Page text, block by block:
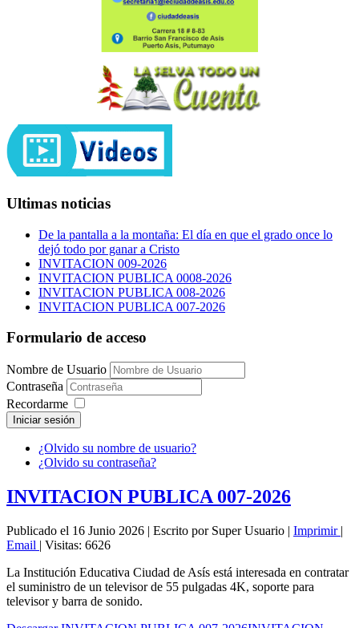
Ultimas noticias
De la pantalla a la montaña: El día en que el grado once lo
dejó todo por ganar a Cristo
INVITACION 009-2026
INVITACION PUBLICA 0008-2026
INVITACION PUBLICA 008-2026
INVITACION PUBLICA 007-2026
Formulario de acceso
Nombre de Usuario
Contraseña
Recordarme
Iniciar sesión
¿Olvido su nombre de usuario?
¿Olvido su contraseña?
INVITACION PUBLICA 007-2026
Publicado el 16 Junio 2026 | Escrito por Super Usuario | Imprimir |
Email | Visitas: 6626
La Institución Educativa Ciudad de Asís está interesada en contratar
el suministro de un televisor de 55 pulgadas 4K, soporte para
televisor y barra de sonido.